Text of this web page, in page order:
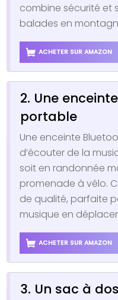
combine sécurité et
balades en
ACHETER SUR AMAZON
2. Une
portable
Une enceinte
d’écouter de la
soit en randonnée
promenade à vélo.
de qualité, parfaite
musique en
ACHETER SUR AMAZON
3. Un sac à